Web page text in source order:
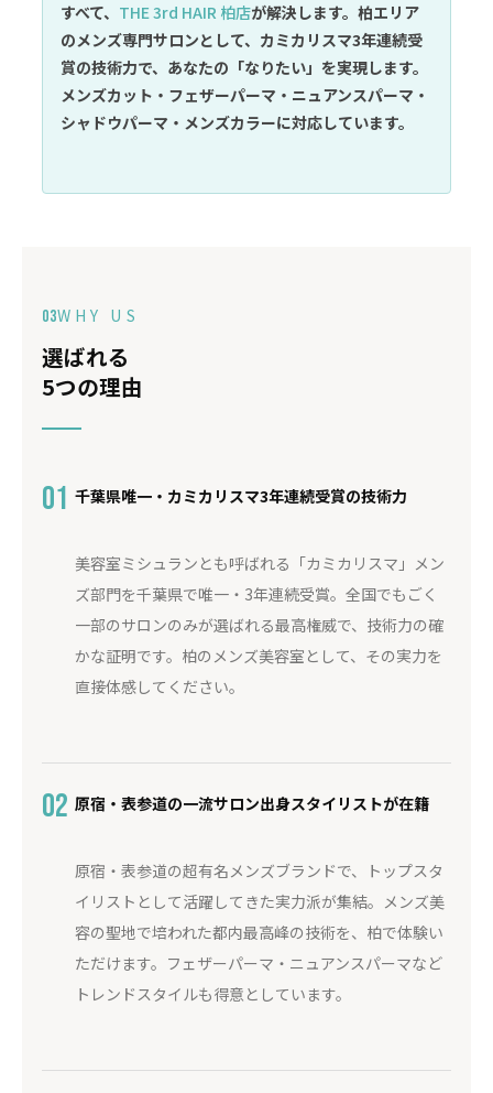
すべて、 THE 3rd HAIR 柏店が解決します。柏エリア
のメンズ専門サロンとして、カミカリスマ3年連続受
賞の技術力で、あなたの「なりたい」を実現します。
メンズカット・フェザーパーマ・ニュアンスパーマ・
シャドウパーマ・メンズカラーに対応しています。
03WHY US
選ばれる
5つの理由
01 千葉県唯一・カミカリスマ3年連続受賞の技術力
美容室ミシュランとも呼ばれる「カミカリスマ」メン
ズ部門を千葉県で唯一・3年連続受賞。全国でもごく
一部のサロンのみが選ばれる最高権威で、技術力の確
かな証明です。柏のメンズ美容室として、その実力を
直接体感してください。
02 原宿・表参道の一流サロン出身スタイリストが在籍
原宿・表参道の超有名メンズブランドで、トップスタ
イリストとして活躍してきた実力派が集結。メンズ美
容の聖地で培われた都内最高峰の技術を、柏で体験い
ただけます。フェザーパーマ・ニュアンスパーマなど
トレンドスタイルも得意としています。